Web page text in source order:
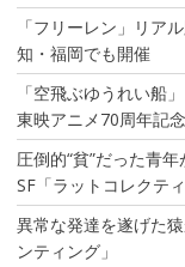
「フリーレン」リア
知・福岡でも開催
「空飛ぶゆうれい船
東映アニメ70周年記念
圧倒的“貧”だった青
SF「ラットコレクティ
異常な発達を遂げた
ンティング」